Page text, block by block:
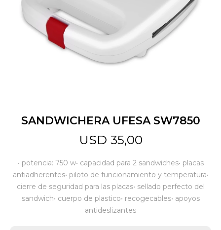
SANDWICHERA UFESA SW7850
USD 35,00
• potencia: 750 w• capacidad para 2 sandwiches• placas
antiadherentes• piloto de funcionamiento y temperatura•
cierre de seguridad para las placas• sellado perfecto del
sandwich• cuerpo de plastico• recogecables• apoyos
antideslizantes
Tecnología
Deportes
Jardín y Aire Libre
Bazar